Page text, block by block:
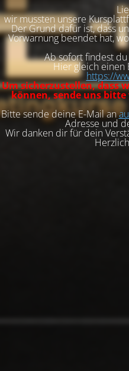
wir mussten unsere
Der Grund dafür ist, dass
Vorwarnung beendet hat,
Ab sofort findest
Hier gleich einen
https://
Um sicherzustellen, dass
können, sende uns
Bitte sende deine E-Mail an
Adresse und
Wir danken dir für dein